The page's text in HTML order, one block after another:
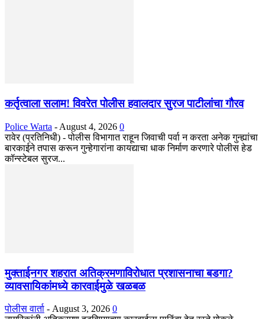
कर्तृत्वाला सलाम! विवरेत पोलीस हवालदार सुरज पाटीलांचा गौरव
Police Warta - August 4, 2026 0
रावेर (प्रतिनिधी) - पोलीस विभागात राहून जिवाची पर्वा न करता अनेक गुन्ह्यांचा
बारकाईने तपास करून गुन्हेगारांना कायद्याचा धाक निर्माण करणारे पोलीस हेड
कॉन्स्टेबल सुरज...
मुक्ताईनगर शहरात अतिक्रमणाविरोधात प्रशासनाचा बडगा?
व्यावसायिकांमध्ये कारवाईमुळे खळबळ
पोलीस वार्ता - August 3, 2026 0